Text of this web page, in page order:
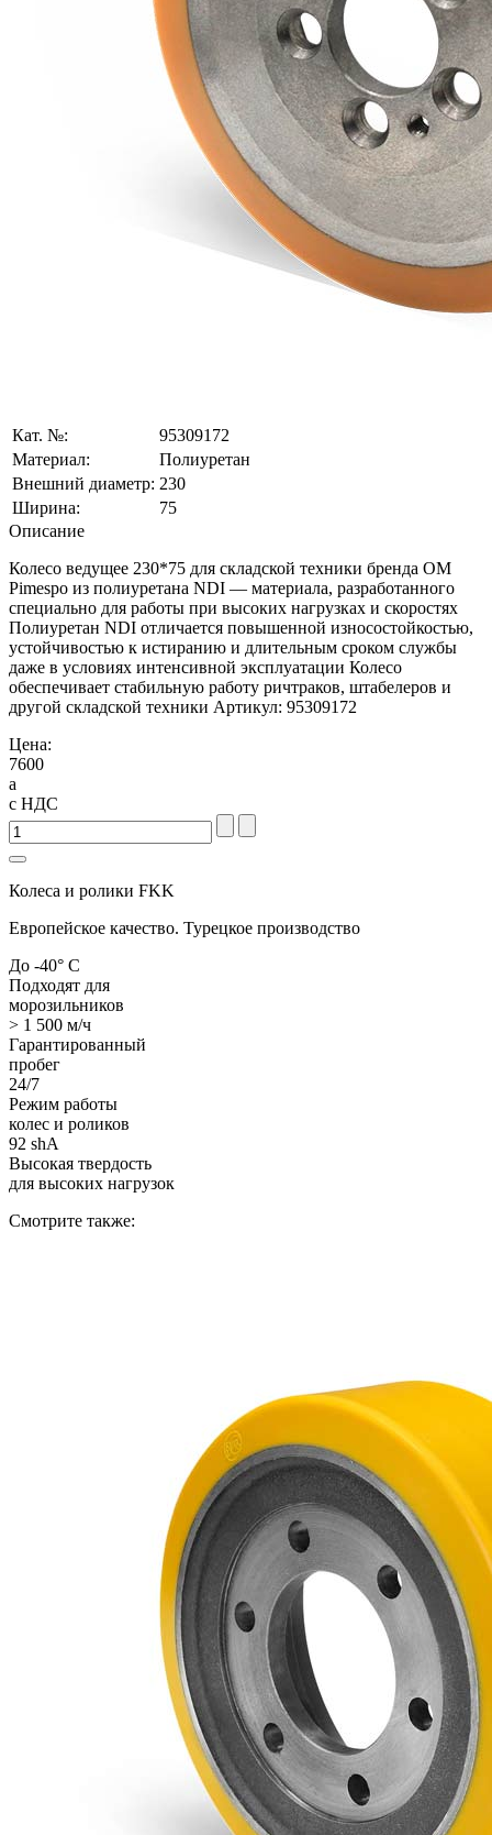
Кат. №:
95309172
Материал:
Полиуретан
Внешний диаметр: 230
Ширина:
75
Описание
Колесо ведущее 230*75 для складской техники бренда OM
Pimespo из полиуретана NDI — материала, разработанного
специально для работы при высоких нагрузках и скоростях
Полиуретан NDI отличается повышенной износостойкостью,
устойчивостью к истиранию и длительным сроком службы
даже в условиях интенсивной эксплуатации Колесо
обеспечивает стабильную работу ричтраков, штабелеров и
другой складской техники Артикул: 95309172
Цена:
7600
a
с НДС
Колеса и ролики FKK
Европейское качество. Турецкое производство
До -40° С
Подходят для
морозильников
> 1 500 м/ч
Гарантированный
пробег
24/7
Режим работы
колес и роликов
92 shA
Высокая твердость
для высоких нагрузок
Смотрите также: